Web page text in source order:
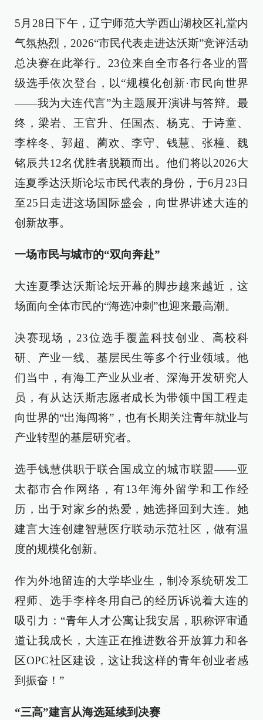
5月28日下午，辽宁师范大学西山湖校区礼堂内
气氛热烈，2026“市民代表走进达沃斯”竞评活动
总决赛在此举行。23位来自全市各行各业的晋
级选手依次登台，以“规模化创新·市民向世界
——我为大连代言”为主题展开演讲与答辩。最
终，梁岩、王官升、任国杰、杨克、于诗童、
李梓冬、郭超、蔺欢、李守、钱慧、张橦、魏
铭辰共12名优胜者脱颖而出。他们将以2026大
连夏季达沃斯论坛市民代表的身份，于6月23日
至25日走进这场国际盛会，向世界讲述大连的
创新故事。
一场市民与城市的“双向奔赴”
大连夏季达沃斯论坛开幕的脚步越来越近，这
场面向全体市民的“海选冲刺”也迎来最高潮。
决赛现场，23位选手覆盖科技创业、高校科
研、产业一线、基层民生等多个行业领域。他
们当中，有海工产业从业者、深海开发研究人
员，有从达沃斯志愿者成长为带领中国工程走
向世界的“出海闯将”，也有长期关注青年就业与
产业转型的基层研究者。
选手钱慧供职于联合国成立的城市联盟——亚
太都市合作网络，有13年海外留学和工作经
历，出于对家乡的热爱，她选择回到大连。她
建言大连创建智慧医疗联动示范社区，做有温
度的规模化创新。
作为外地留连的大学毕业生，制冷系统研发工
程师、选手李梓冬用自己的经历诉说着大连的
吸引力：“青年人才公寓让我安居，职称评审通
道让我成长，大连正在推进数谷开放算力和各
区OPC社区建设，这让我这样的青年创业者感
到振奋！”
“三高”建言从海选延续到决赛